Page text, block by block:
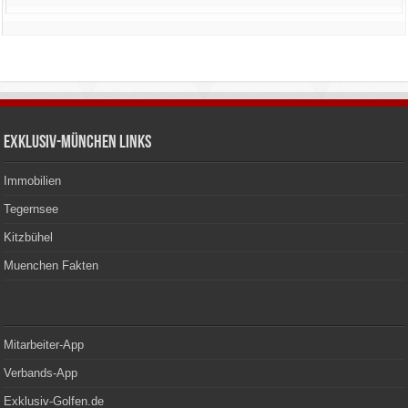
Exklusiv-München Links
Immobilien
Tegernsee
Kitzbühel
Muenchen Fakten
Mitarbeiter-App
Verbands-App
Exklusiv-Golfen.de